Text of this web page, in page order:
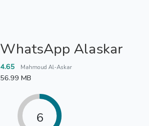
WhatsApp Alaskar
4.65 Mahmoud Al-Askar
56.99 MB
6